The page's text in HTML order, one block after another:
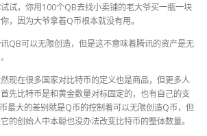
试，你用100个QB去找小卖铺的老大爷买一瓶一块
，因为大爷拿着Q币根本就没有用。
QB可以无限创造，但是这不意味着腾讯的资产是无
现在很多国家对比特币的定义也是商品，但更多人
先比特币是和黄金数量对标固定的，也有自己的支
最大的差别就是Q币的控制着可以无限创造Q币，但
的创始人中本聪也没办法改变比特币的整体数量。